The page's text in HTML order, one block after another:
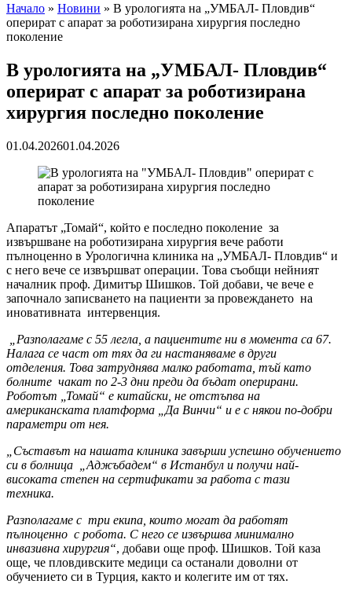
Начало » Новини » В урологията на „УМБАЛ- Пловдив“
оперират с апарат за роботизирана хирургия последно
поколение
В урологията на „УМБАЛ- Пловдив“
оперират с апарат за роботизирана
хирургия последно поколение
01.04.202601.04.2026
Апаратът „Томай“, който е последно поколение за
извършване на роботизирана хирургия вече работи
пълноценно в Урологична клиника на „УМБАЛ- Пловдив“ и
с него вече се извършват операции. Това съобщи нейният
началник проф. Димитър Шишков. Той добави, че вече е
започнало записването на пациенти за провеждането на
иновативната интервенция.
„Разполагаме с 55 легла, а пациентите ни в момента са 67.
Налага се част от тях да ги настаняваме в други
отделения. Това затруднява малко работата, тъй като
болните чакат по 2-3 дни преди да бъдат оперирани.
Роботът „Томай“ е китайски, не отстъпва на
американската платформа „Да Винчи“ и е с някои по-добри
параметри от нея.
„Съставът на нашата клиника завърши успешно обучението
си в болница „Аджъбадем“ в Истанбул и получи най-
високата степен на сертификати за работа с тази
техника.
Разполагаме с три екипа, които могат да работят
пълноценно с робота. С него се извършва минимално
инвазивна хирургия“, добави още проф. Шишков. Той каза
още, че пловдивските медици са останали доволни от
обучението си в Турция, както и колегите им от тях.